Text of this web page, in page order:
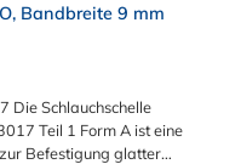
Schlauchschelle SGS TORRO, Bandbreite 9 mm
Die Schlauchschelle
Teil 1 Form A ist eine
Befestigung glatter